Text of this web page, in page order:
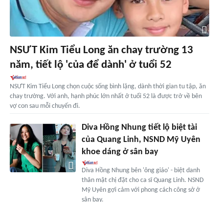
NSƯT Kim Tiểu Long ăn chay trường 13
năm, tiết lộ 'của để dành' ở tuổi 52
NSƯT Kim Tiểu Long chọn cuộc sống bình lặng, dành thời gian tu tập, ăn
chay trường. Với anh, hạnh phúc lớn nhất ở tuổi 52 là được trở về bên
vợ con sau mỗi chuyến đi.
Diva Hồng Nhung tiết lộ biệt tài
của Quang Linh, NSND Mỹ Uyên
khoe dáng ở sân bay
Diva Hồng Nhung bên 'ông giáo' - biệt danh
thân mật chị đặt cho ca sĩ Quang Linh. NSND
Mỹ Uyên gợi cảm với phong cách công sở ở
sân bay.